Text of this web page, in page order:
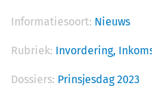
Informatiesoort: Nieuws
Rubriek: Invordering,
Dossiers: Prinsjesdag 2023